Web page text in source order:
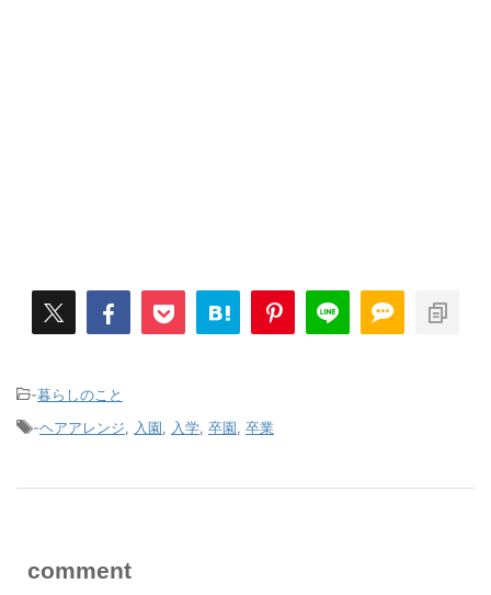
-暮らしのこと
-ヘアアレンジ 入園 入学 卒園 卒業
comment